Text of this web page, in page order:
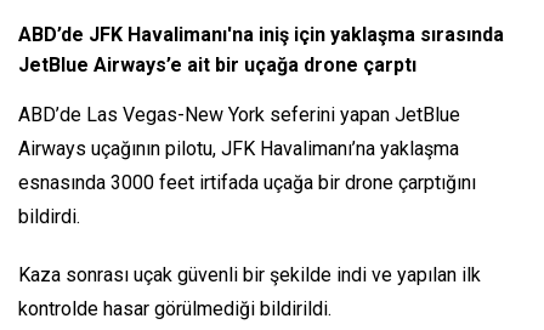
ABD’de JFK Havalimanı'na iniş için yaklaşma sırasında
JetBlue Airways’e ait bir uçağa drone çarptı
ABD’de Las Vegas-New York seferini yapan JetBlue
Airways uçağının pilotu, JFK Havalimanı’na yaklaşma
esnasında 3000 feet irtifada uçağa bir drone çarptığını
bildirdi.
Kaza sonrası uçak güvenli bir şekilde indi ve yapılan ilk
kontrolde hasar görülmediği bildirildi.